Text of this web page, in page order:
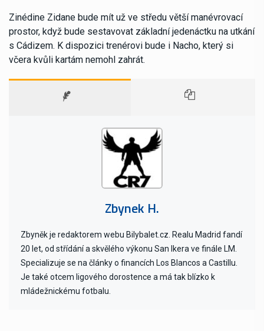
Zinédine Zidane bude mít už ve středu větší manévrovací
prostor, když bude sestavovat základní jedenáctku na utkání
s Cádizem. K dispozici trenérovi bude i Nacho, který si
včera kvůli kartám nemohl zahrát.
Zbynek H.
Zbyněk je redaktorem webu Bilybalet.cz. Realu Madrid fandí
20 let, od střídání a skvělého výkonu San Ikera ve finále LM.
Specializuje se na články o financích Los Blancos a Castillu.
Je také otcem ligového dorostence a má tak blízko k
mládežnickému fotbalu.